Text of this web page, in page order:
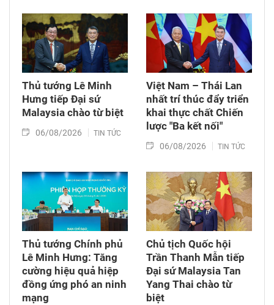
Thủ tướng Lê Minh
Hưng tiếp Đại sứ
Malaysia chào từ biệt
06/08/2026 TIN TỨC
Việt Nam – Thái Lan
nhất trí thúc đẩy triển
khai thực chất Chiến
lược "Ba kết nối"
06/08/2026 TIN TỨC
Thủ tướng Chính phủ
Lê Minh Hưng: Tăng
cường hiệu quả hiệp
đồng ứng phó an ninh
mạng
Chủ tịch Quốc hội
Trần Thanh Mẫn tiếp
Đại sứ Malaysia Tan
Yang Thai chào từ
biệt